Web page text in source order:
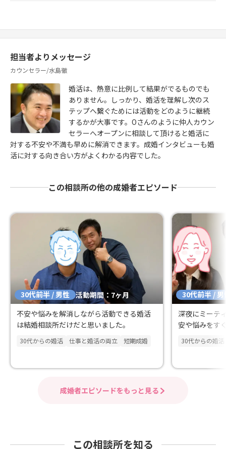
担当者よりメッセージ
カウンセラー/水島徹
婚活は、熱意に比例して結果がでるものでも
ありません。しっかり、婚活を理解し次のス
テップへ繋ぐためには活動をどのように継続
するかが大事です。Oさんのように仲人カウン
セラーへオープンに相談して頂けると婚活に
対する不安や不満も早めに解消できます。成婚インタビューも婚
活に対する向き合い方がよくわかる内容でした。
この相談所の他の成婚者エピソード
30代前半 / 男性 活動期間：7ヶ月
不安や悩みを解消しながら活動できる婚活
は結婚相談所だけだと思いました。
30代からの婚活 仕事と婚活の両立 短期成婚
30代前半 / 男
深夜にミーテ
安や悩みをす
30代からの婚活
成婚者エピソードをもっと見る
この相談所を知る